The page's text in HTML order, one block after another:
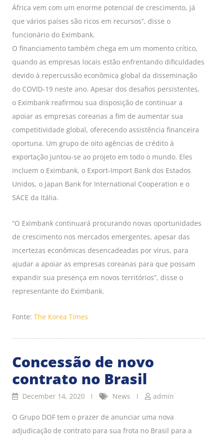
África vem com um enorme potencial de crescimento, já
que vários países são ricos em recursos”, disse o
funcionário do Eximbank.
O financiamento também chega em um momento crítico,
quando as empresas locais estão enfrentando dificuldades
devido à repercussão econômica global da disseminação
do COVID-19 neste ano. Apesar dos desafios persistentes,
o Eximbank reafirmou sua disposição de continuar a
apoiar as empresas coreanas a fim de aumentar sua
competitividade global, oferecendo assistência financeira
oportuna. Um grupo de oito agências de crédito à
exportação juntou-se ao projeto em todo o mundo. Eles
incluem o Eximbank, o Export-Import Bank dos Estados
Unidos, o Japan Bank for International Cooperation e o
SACE da Itália.
“O Eximbank continuará procurando novas oportunidades
de crescimento nos mercados emergentes, apesar das
incertezas econômicas desencadeadas por vírus, para
ajudar a apoiar as empresas coreanas para que possam
expandir sua presença em novos territórios”, disse o
representante do Eximbank.
Fonte: The Korea Times
Concessão de novo
contrato no Brasil
December 14, 2020 News admin
O Grupo DOF tem o prazer de anunciar uma nova
adjudicação de contrato para sua frota no Brasil para a